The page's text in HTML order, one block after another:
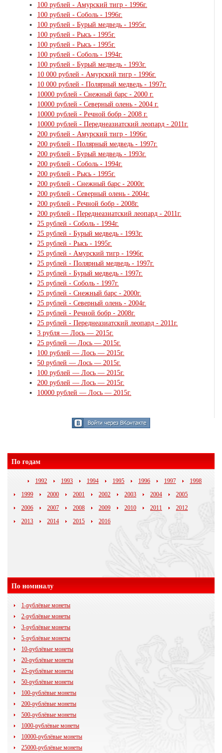
100 рублей - Амурский тигр - 1996г.
100 рублей - Соболь - 1996г.
100 рублей - Бурый медведь - 1995г.
100 рублей - Рысь - 1995г.
100 рублей - Рысь - 1995г.
100 рублей - Соболь - 1994г.
100 рублей - Бурый медведь - 1993г.
10 000 рублей - Амурский тигр - 1996г.
10 000 рублей - Полярный медведь - 1997г.
10000 рублей - Снежный барс - 2000 г.
10000 рублей - Северный олень - 2004 г.
10000 рублей - Речной бобр - 2008 г.
10000 рублей - Переднеазиатский леопард - 2011г.
200 рублей - Амурский тигр - 1996г.
200 рублей - Полярный медведь - 1997г.
200 рублей - Бурый медведь - 1993г.
200 рублей - Соболь - 1994г.
200 рублей - Рысь - 1995г.
200 рублей - Снежный барс - 2000г.
200 рублей - Северный олень - 2004г.
200 рублей - Речной бобр - 2008г.
200 рублей - Переднеазиатский леопард - 2011г.
25 рублей - Соболь - 1994г.
25 рублей - Бурый медведь - 1993г.
25 рублей - Рысь - 1995г.
25 рублей - Амурский тигр - 1996г.
25 рублей - Полярный медведь - 1997г.
25 рублей - Бурый медведь - 1997г.
25 рублей - Соболь - 1997г.
25 рублей - Снежный барс - 2000г.
25 рублей - Северный олень - 2004г.
25 рублей - Речной бобр - 2008г.
25 рублей - Переднеазиатский леопард - 2011г.
3 рубля — Лось — 2015г.
25 рублей — Лось — 2015г.
100 рублей — Лось — 2015г.
50 рублей — Лось — 2015г.
100 рублей — Лось — 2015г.
200 рублей — Лось — 2015г.
10000 рублей — Лось — 2015г.
По годам
1992 1993 1994 1995 1996 1997
1998
1999
2000 2001 2002 2003 2004
2005
2006
2007 2008 2009 2010 2011
2012
2013
2014 2015 2016
По номиналу
1-рублёвые монеты
2-рублёвые монеты
3-рублёвые монеты
5-рублёвые монеты
10-рублёвые монеты
20-рублёвые монеты
25-рублёвые монеты
50-рублёвые монеты
100-рублёвые монеты
200-рублёвые монеты
500-рублёвые монеты
1000-рублёвые монеты
10000-рублёвые монеты
25000-рублёвые монеты